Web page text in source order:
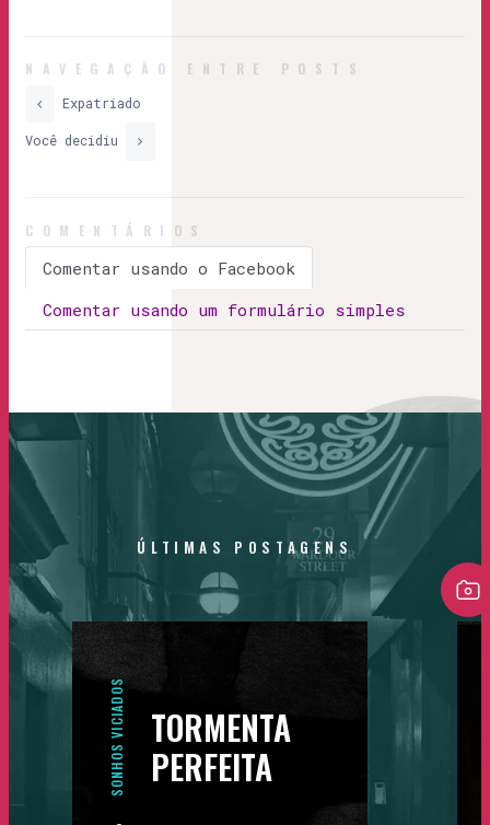
NAVEGAÇÃO ENTRE POSTS
Expatriado
Você decidiu
COMENTÁRIOS
Comentar usando o Facebook
Comentar usando um formulário simples
ÚLTIMAS POSTAGENS
SONHOS VICIADOS TORMENTA
PERFEITA